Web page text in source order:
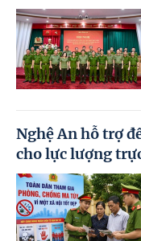
Nghệ An hỗ trợ
cho lực lượng